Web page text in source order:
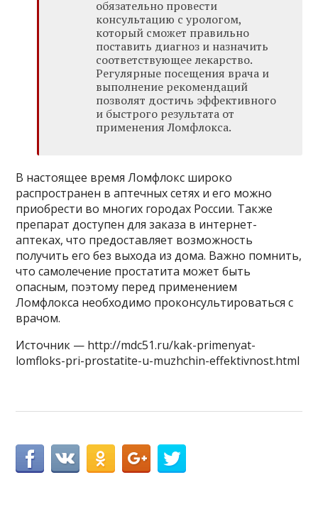
обязательно провести
консультацию с урологом,
который сможет правильно
поставить диагноз и назначить
соответствующее лекарство.
Регулярные посещения врача и
выполнение рекомендаций
позволят достичь эффективного
и быстрого результата от
применения Ломфлокса.
В настоящее время Ломфлокс широко
распространен в аптечных сетях и его можно
приобрести во многих городах России. Также
препарат доступен для заказа в интернет-
аптеках, что предоставляет возможность
получить его без выхода из дома. Важно помнить,
что самолечение простатита может быть
опасным, поэтому перед применением
Ломфлокса необходимо проконсультироваться с
врачом.
Источник — http://mdc51.ru/kak-primenyat-
lomfloks-pri-prostatite-u-muzhchin-effektivnost.html